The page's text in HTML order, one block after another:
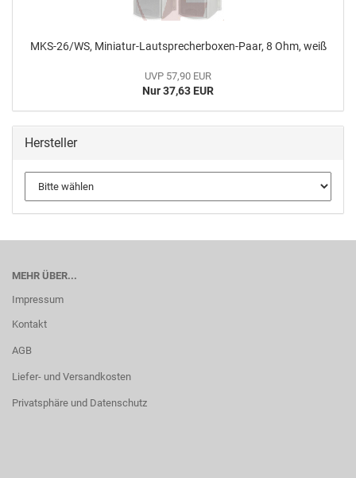
MKS-26/WS, Miniatur-Lautsprecherboxen-Paar, 8 Ohm, weiß
UVP 57,90 EUR
Nur 37,63 EUR
Hersteller
MEHR ÜBER...
Impressum
Kontakt
AGB
Liefer- und Versandkosten
Privatsphäre und Datenschutz